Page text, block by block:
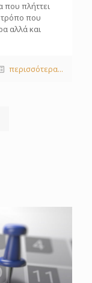
που πλήττει
που
αλλά και
περισσότερα...